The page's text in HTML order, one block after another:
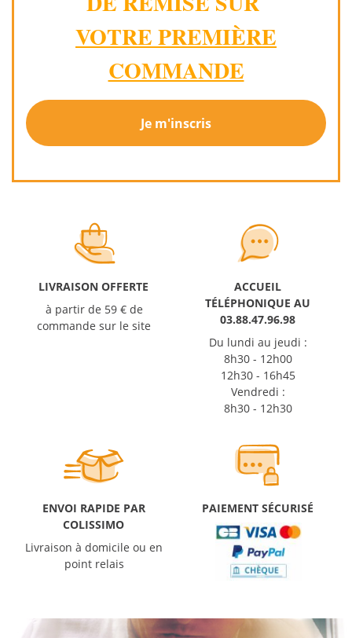
VOTRE PREMIÈRE
COMMANDE
Je m'inscris
LIVRAISON OFFERTE
à partir de 59 € de
commande sur le site
ACCUEIL
TÉLÉPHONIQUE AU
03.88.47.96.98
Du lundi au jeudi :
8h30 - 12h00
12h30 - 16h45
Vendredi :
8h30 - 12h30
ENVOI RAPIDE PAR
COLISSIMO
Livraison à domicile ou en
point relais
PAIEMENT SÉCURISÉ